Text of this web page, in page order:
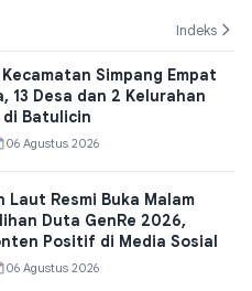
Indeks
Simpang Empat
13 Desa dan 2 Kelurahan
di Batulicin
06 Agustus 2026
Laut Resmi Buka Malam
Duta GenRe 2026,
Positif di Media Sosial
06 Agustus 2026